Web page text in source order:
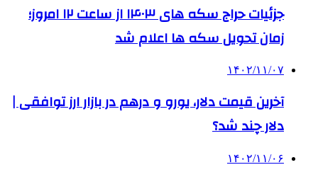
جزئیات حراج سکه های ۱۴۰۳ از ساعت ۱۲ امروز؛
زمان تحویل سکه ها اعلام شد
۱۴۰۲/۱۱/۰۷
آخرین قیمت دلار، یورو و درهم در بازار ارز توافقی |
دلار چند شد؟
۱۴۰۲/۱۱/۰۶